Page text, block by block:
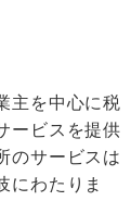
主を中心に税
ービスを提供
のサービスは
にわたりま